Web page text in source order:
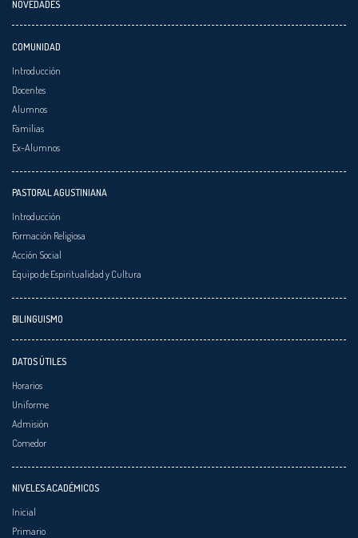
NOVEDADES
COMUNIDAD
Introducción
Docentes
Alumnos
Familias
Ex-Alumnos
PASTORAL AGUSTINIANA
Introducción
Formación Religiosa
Acción Social
Equipo de Espiritualidad y Cultura
BILINGUISMO
DATOS ÚTILES
Horarios
Uniforme
Admisión
Comedor
NIVELES ACADÉMICOS
Inicial
Primario